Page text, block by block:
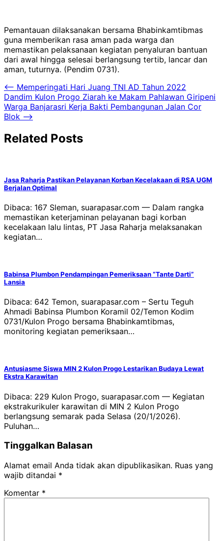
Pemantauan dilaksanakan bersama Bhabinkamtibmas
guna memberikan rasa aman pada warga dan
memastikan pelaksanaan kegiatan penyaluran bantuan
dari awal hingga selesai berlangsung tertib, lancar dan
aman, tuturnya. (Pendim 0731).
Navigasi
pos
⟵ Memperingati Hari Juang TNI AD Tahun 2022
Dandim Kulon Progo Ziarah ke Makam Pahlawan Giripeni
Warga Banjarasri Kerja Bakti Pembangunan Jalan Cor
Blok ⟶
Related Posts
Jasa Raharja Pastikan Pelayanan Korban Kecelakaan di RSA UGM
Berjalan Optimal
Dibaca: 167 Sleman, suarapasar.com — Dalam rangka
memastikan keterjaminan pelayanan bagi korban
kecelakaan lalu lintas, PT Jasa Raharja melaksanakan
kegiatan…
Babinsa Plumbon Pendampingan Pemeriksaan “Tante Darti”
Lansia
Dibaca: 642 Temon, suarapasar.com – Sertu Teguh
Ahmadi Babinsa Plumbon Koramil 02/Temon Kodim
0731/Kulon Progo bersama Bhabinkamtibmas,
monitoring kegiatan pemeriksaan…
Antusiasme Siswa MIN 2 Kulon Progo Lestarikan Budaya Lewat
Ekstra Karawitan
Dibaca: 229 Kulon Progo, suarapasar.com — Kegiatan
ekstrakurikuler karawitan di MIN 2 Kulon Progo
berlangsung semarak pada Selasa (20/1/2026).
Puluhan…
Tinggalkan Balasan
Alamat email Anda tidak akan dipublikasikan. Ruas yang
wajib ditandai *
Komentar *